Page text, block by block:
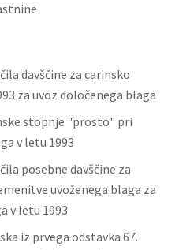
davščine za carinsko
za uvoz določenega blaga
stopnje "prosto" pri
v letu 1993
posebne davščine za
uvoženega blaga za
v letu 1993
iz prvega odstavka 67.